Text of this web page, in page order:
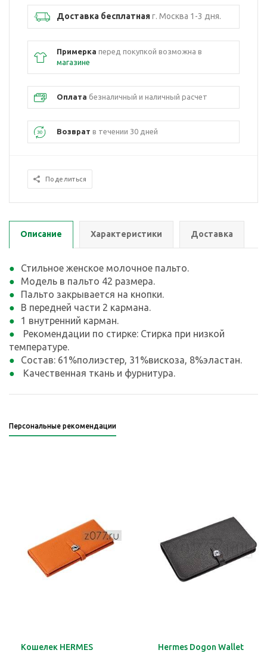
Доставка бесплатнаяг. Москва 1-3 дня.
Примерка перед покупкой возможна в
магазине
Оплата безналичный и наличный расчет
Возврат в течении 30 дней
Поделиться
Описание Характеристики Доставка
Стильное женское молочное пальто.
Модель в пальто 42 размера.
Пальто закрывается на кнопки.
В передней части 2 кармана.
1 внутренний карман.
Рекомендации по стирке: Стирка при низкой
температуре.
Состав: 61%полиэстер, 31%вискоза, 8%эластан.
Качественная ткань и фурнитура.
Персональные рекомендации
Кошелек HERMES
Hermes Dogon Wallet